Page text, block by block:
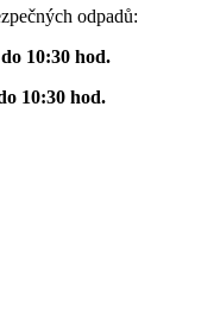
odpadů:
10:30 hod.
10:30 hod.